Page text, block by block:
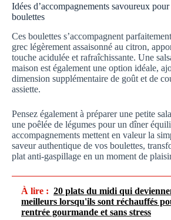
Idées d’accompagnements savoureux
boulettes
Ces boulettes s’accompagnent
grec légèrement assaisonné au citron,
touche acidulée et rafraîchissante. Une
maison est également une option idéale,
dimension supplémentaire de goût et de
assiette.
Pensez également à préparer une petite
une poêlée de légumes pour un dîner
accompagnements mettent en valeur la
saveur authentique de vos boulettes,
plat anti-gaspillage en un moment de
À lire : 20 plats du midi qui
meilleurs lorsqu'ils sont réchauffés
rentrée gourmande et sans stress